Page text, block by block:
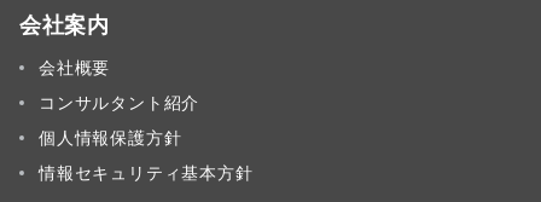
会社案内
会社概要
コンサルタント紹介
個人情報保護方針
情報セキュリティ基本方針